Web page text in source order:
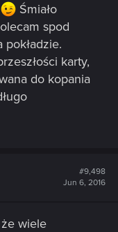
Śmiało
spod
karty,
do kopania
#9,498
Jun 6, 2016
wiele